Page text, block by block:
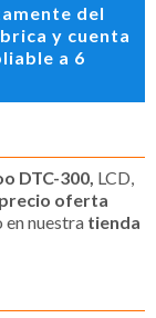
del
y cuenta
a 6
DTC-300, LCD,
precio oferta
en nuestra tienda